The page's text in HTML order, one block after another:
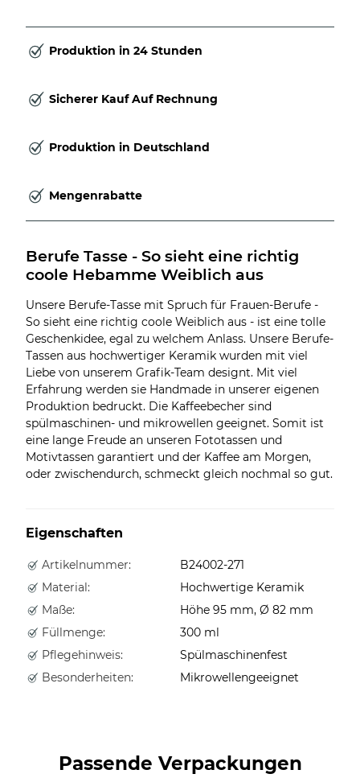
Produktion in 24 Stunden
Sicherer Kauf Auf Rechnung
Produktion in Deutschland
Mengenrabatte
Berufe Tasse - So sieht eine richtig
coole Hebamme Weiblich aus
Unsere Berufe-Tasse mit Spruch für Frauen-Berufe -
So sieht eine richtig coole Weiblich aus - ist eine tolle
Geschenkidee, egal zu welchem Anlass. Unsere Berufe-
Tassen aus hochwertiger Keramik wurden mit viel
Liebe von unserem Grafik-Team designt. Mit viel
Erfahrung werden sie Handmade in unserer eigenen
Produktion bedruckt. Die Kaffeebecher sind
spülmaschinen- und mikrowellen geeignet. Somit ist
eine lange Freude an unseren Fototassen und
Motivtassen garantiert und der Kaffee am Morgen,
oder zwischendurch, schmeckt gleich nochmal so gut.
Eigenschaften
Artikelnummer:
B24002-271
Material:
Hochwertige Keramik
Maße:
Höhe 95 mm, Ø 82 mm
Füllmenge:
300 ml
Pflegehinweis:
Spülmaschinenfest
Besonderheiten:
Mikrowellengeeignet
Passende Verpackungen